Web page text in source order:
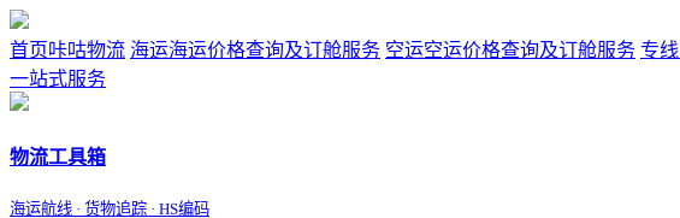
首页咔咕物流 海运海运价格查询及订舱服务 空运空运价格查询及订舱服务 专线
一站式服务
物流工具箱
海运航线 · 货物追踪 · HS编码